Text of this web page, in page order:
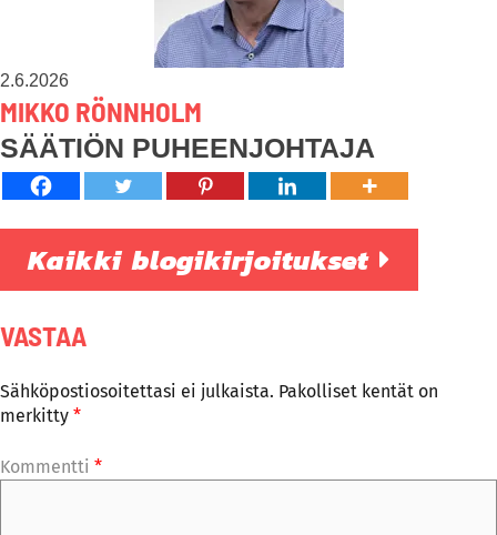
2.6.2026
MIKKO RÖNNHOLM
SÄÄTIÖN PUHEENJOHTAJA
Kaikki blogikirjoitukset
VASTAA
Sähköpostiosoitettasi ei julkaista. Pakolliset kentät on
merkitty *
Kommentti *